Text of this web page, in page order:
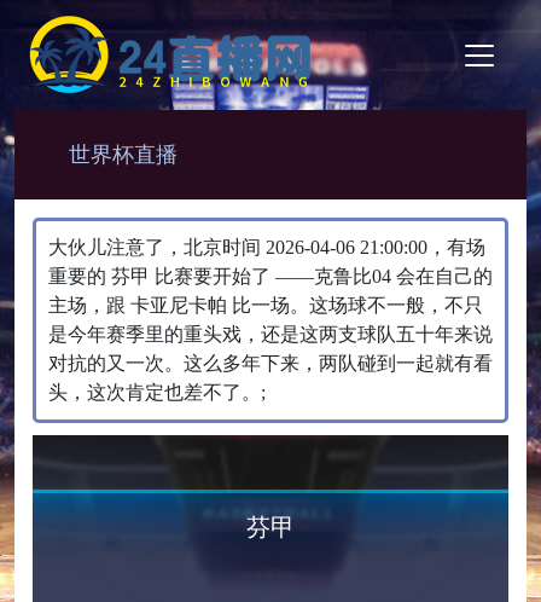
世界杯直播
大伙儿注意了，北京时间 2026-04-06 21:00:00，有场
重要的 芬甲 比赛要开始了 ——克鲁比04 会在自己的
主场，跟 卡亚尼卡帕 比一场。​这场球不一般，不只
是今年赛季里的重头戏，还是这两支球队五十年来说
对抗的又一次。这么多年下来，两队碰到一起就有看
头，这次肯定也差不了。;
芬甲